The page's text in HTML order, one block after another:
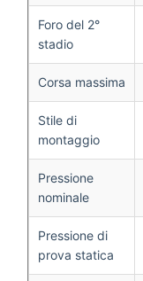
Foro del 2°
stadio
Corsa massima
Stile di
montaggio
Pressione
nominale
Pressione di
prova statica